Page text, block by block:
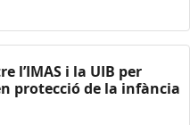
l’IMAS i la UIB per
protecció de la infància